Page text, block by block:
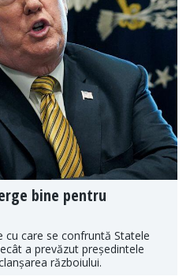
bine pentru
cu care se confruntă Statele
a prevăzut președintele
războiului.